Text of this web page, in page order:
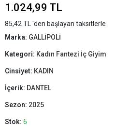
1.024,99 TL
85,42 TL 'den başlayan taksitlerle
Marka: GALLİPOLİ
Kategori: Kadın Fantezi İç Giyim
Cinsiyet: KADIN
İçerik: DANTEL
Sezon: 2025
Stok: 6